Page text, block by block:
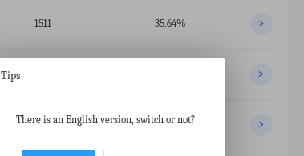
1511 35.64% >
>
34 0.80% >
Tips
There is an English version, switch or not?